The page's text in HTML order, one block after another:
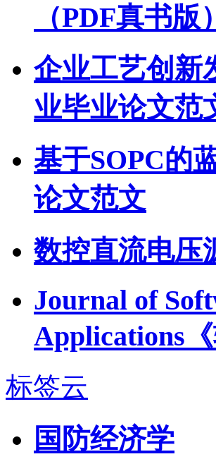
（PDF真书版）
企业工艺创新
业毕业论文范
基于SOPC的
论文范文
数控直流电压
Journal of
Applications
标签云
国防经济学